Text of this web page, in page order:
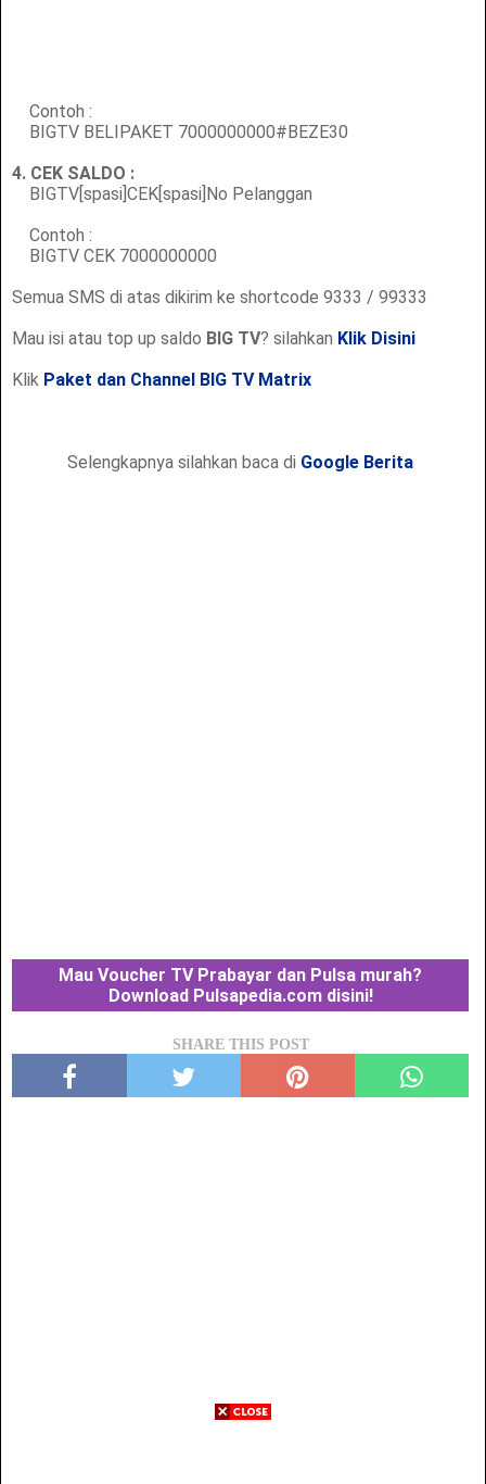
Contoh :
BIGTV BELIPAKET 7000000000#BEZE30
4. CEK SALDO :
BIGTV[spasi]CEK[spasi]No Pelanggan
Contoh :
BIGTV CEK 7000000000
Semua SMS di atas dikirim ke shortcode 9333 / 99333
Mau isi atau top up saldo BIG TV? silahkan Klik Disini
Klik Paket dan Channel BIG TV Matrix
Selengkapnya silahkan baca di Google Berita
Mau Voucher TV Prabayar dan Pulsa murah?
Download Pulsapedia.com disini!
SHARE THIS POST